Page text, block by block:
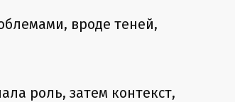
вроде теней,
роль, затем контекст,